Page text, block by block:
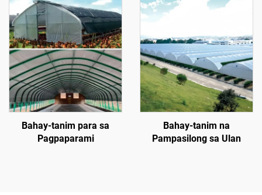
Bahay-tanim para sa
Pagpaparami
Bahay-tanim na
Pampasilong sa Ulan